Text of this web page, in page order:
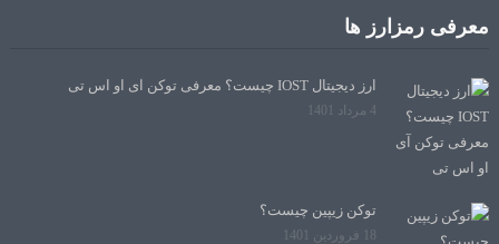
معرفی رمزارز ها
ارز دیجیتال IOST چیست؟ معرفی توکن آی او اس تی
4 مرداد 1401
توکن زیپین چیست؟
18 فروردین 1401